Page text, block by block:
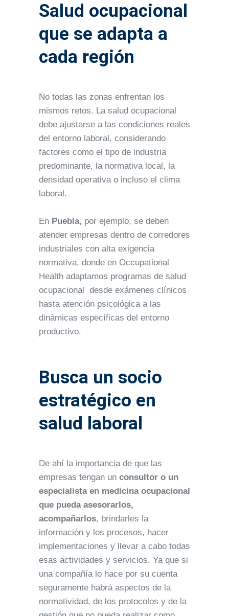
Salud ocupacional
que se adapta a
cada región
No todas las zonas enfrentan los
mismos retos. La salud ocupacional
debe ajustarse a las condiciones reales
del entorno laboral, considerando
factores como el tipo de industria
predominante, la normativa local, la
densidad operativa o incluso el clima
laboral.
En Puebla, por ejemplo, se deben
atender empresas dentro de corredores
industriales con alta exigencia
normativa, donde en Occupational
Health adaptamos programas de salud
ocupacional desde exámenes clínicos
hasta atención psicológica a las
dinámicas específicas del entorno
productivo.
Busca un socio
estratégico en
salud laboral
De ahí la importancia de que las
empresas tengan un consultor o un
especialista en medicina ocupacional
que pueda asesorarlos,
acompañarlos, brindarles la
información y los procesos, hacer
implementaciones y llevar a cabo todas
esas actividades y servicios. Ya que si
una compañía lo hace por su cuenta
seguramente habrá aspectos de la
normatividad, de los protocolos y de la